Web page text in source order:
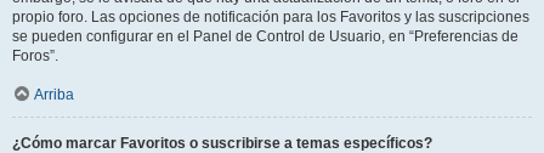
propio foro. Las opciones de notificación para los Favoritos y las suscripciones
se pueden configurar en el Panel de Control de Usuario, en “Preferencias de
Foros”.
Arriba
¿Cómo marcar Favoritos o suscribirse a temas específicos?